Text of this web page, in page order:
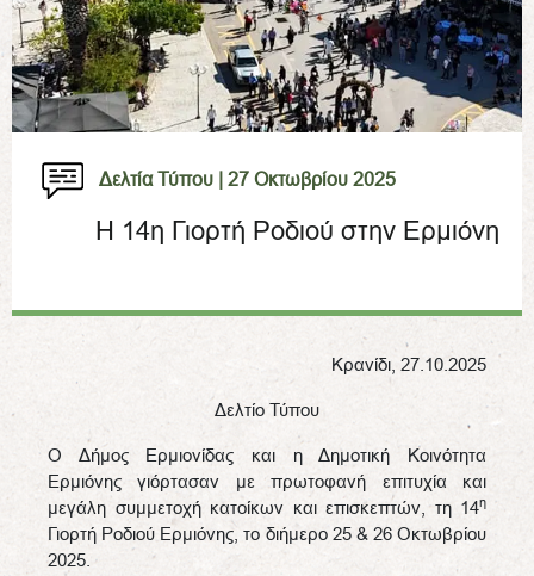
Δελτία Τύπου | 27 Οκτωβρίου 2025
Η 14η Γιορτή Ροδιού στην Ερμιόνη
Κρανίδι, 27.10.2025
Δελτίο Τύπου
Ο Δήμος Ερμιονίδας και η Δημοτική Κοινότητα
Ερμιόνης γιόρτασαν με πρωτοφανή επιτυχία και
μεγάλη συμμετοχή κατοίκων και επισκεπτών, τη 14η
Γιορτή Ροδιού Ερμιόνης, το διήμερο 25 & 26 Οκτωβρίου
2025.